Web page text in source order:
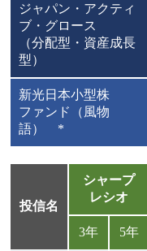
ジャパン・アクティ
ブ・グロース
（分配型・資産成長
型）
新光日本小型株
ファンド（風物
語） *
投信名
シャープ
レシオ
3年 5年